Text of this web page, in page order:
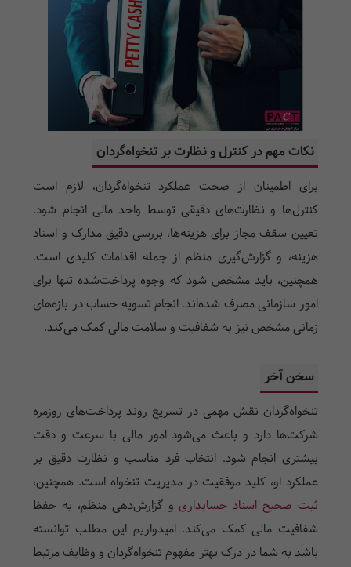
نکات مهم در کنترل و نظارت بر تنخواه‌گردان
برای اطمینان از صحت عملکرد تنخواه‌گردان، لازم است
کنترل‌ها و نظارت‌های دقیقی توسط واحد مالی انجام شود.
تعیین سقف مجاز برای هزینه‌ها، بررسی دقیق مدارک و اسناد
هزینه، و گزارش‌گیری منظم از جمله اقدامات کلیدی است.
همچنین، باید مشخص شود که وجوه پرداخت‌شده تنها برای
امور سازمانی مصرف شده‌اند. انجام تسویه حساب در بازه‌های
زمانی مشخص نیز به شفافیت و سلامت مالی کمک می‌کند.
سخن آخر
تنخواه‌گردان نقش مهمی در تسریع روند پرداخت‌های روزمره
شرکت‌ها دارد و باعث می‌شود امور مالی با سرعت و دقت
بیشتری انجام شود. انتخاب فرد مناسب و نظارت دقیق بر
عملکرد او، کلید موفقیت در مدیریت تنخواه است. همچنین،
ثبت صحیح اسناد حسابداریو گزارش‌دهی منظم، به حفظ
شفافیت مالی کمک می‌کند. امیدواریم این مطلب توانسته
باشد به شما در درک بهتر مفهوم تنخواه‌گردان و وظایف مرتبط